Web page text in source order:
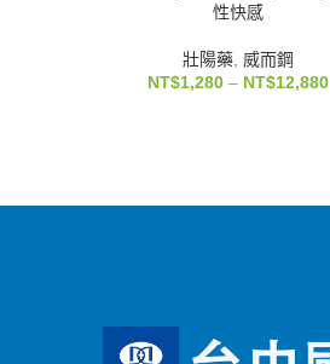
性快感
壯陽藥 威而鋼
NT$1,280 – NT$12,880